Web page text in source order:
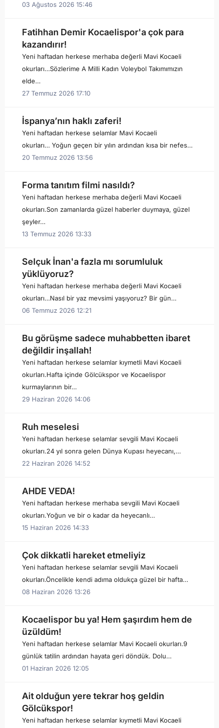
03 Ağustos 2026 15:46
Fatihhan Demir Kocaelispor'a çok para
kazandırır!
Yeni haftadan herkese merhaba değerli Mavi Kocaeli
okurları…Sözlerime A Milli Kadın Voleybol Takımımızın
elde…
27 Temmuz 2026 17:10
İspanya’nın haklı zaferi!
Yeni haftadan herkese selamlar Mavi Kocaeli
okurları… Yoğun geçen bir yılın ardından kısa bir nefes…
20 Temmuz 2026 13:56
Forma tanıtım filmi nasıldı?
Yeni haftadan herkese merhaba değerli Mavi Kocaeli
okurları.Son zamanlarda güzel haberler duymaya, güzel
şeyler…
13 Temmuz 2026 13:33
Selçuk İnan'a fazla mı sorumluluk
yüklüyoruz?
Yeni haftadan herkese merhaba değerli Mavi Kocaeli
okurları…Nasıl bir yaz mevsimi yaşıyoruz? Bir gün…
06 Temmuz 2026 12:21
Bu görüşme sadece muhabbetten ibaret
değildir inşallah!
Yeni haftadan herkese selamlar kıymetli Mavi Kocaeli
okurları.Hafta içinde Gölcükspor ve Kocaelispor
kurmaylarının bir…
29 Haziran 2026 14:06
Ruh meselesi
Yeni haftadan herkese selamlar sevgili Mavi Kocaeli
okurları.24 yıl sonra gelen Dünya Kupası heyecanı,…
22 Haziran 2026 14:52
AHDE VEDA!
Yeni haftadan herkese merhaba sevgili Mavi Kocaeli
okurları.Yoğun ve bir o kadar da heyecanlı…
15 Haziran 2026 14:33
Çok dikkatli hareket etmeliyiz
Yeni haftadan herkese selamlar sevgili Mavi Kocaeli
okurları.Öncelikle kendi adıma oldukça güzel bir hafta…
08 Haziran 2026 13:26
Kocaelispor bu ya! Hem şaşırdım hem de
üzüldüm!
Yeni haftadan herkese selamlar Mavi Kocaeli okurları.9
günlük tatilin ardından hayata geri döndük. Dolu…
01 Haziran 2026 12:05
Ait olduğun yere tekrar hoş geldin
Gölcükspor!
Yeni haftadan herkese selamlar kıymetli Mavi Kocaeli